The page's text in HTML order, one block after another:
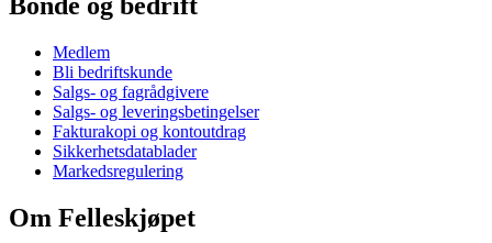
Medlem
Bli bedriftskunde
Salgs- og fagrådgivere
Salgs- og leveringsbetingelser
Fakturakopi og kontoutdrag
Sikkerhetsdatablader
Markedsregulering
Om Felleskjøpet